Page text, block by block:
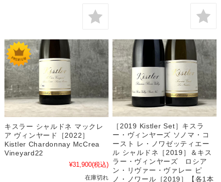
キスラー シャルドネ マックレ
ア ヴィンヤード［2022］
Kistler Chardonnay McCrea
Vineyard22
¥31,900(税込)
在庫切れ
［2019 Kistler Set］キスラ
ー・ヴィンヤーズ ソノマ・コ
ースト レ・ノワゼッティエー
ル シャルドネ［2019］＆キス
ラー・ヴィンヤーズ ロシア
ン・リヴァー・ヴァレー ピ
ノ・ノワール［2019］【各1本